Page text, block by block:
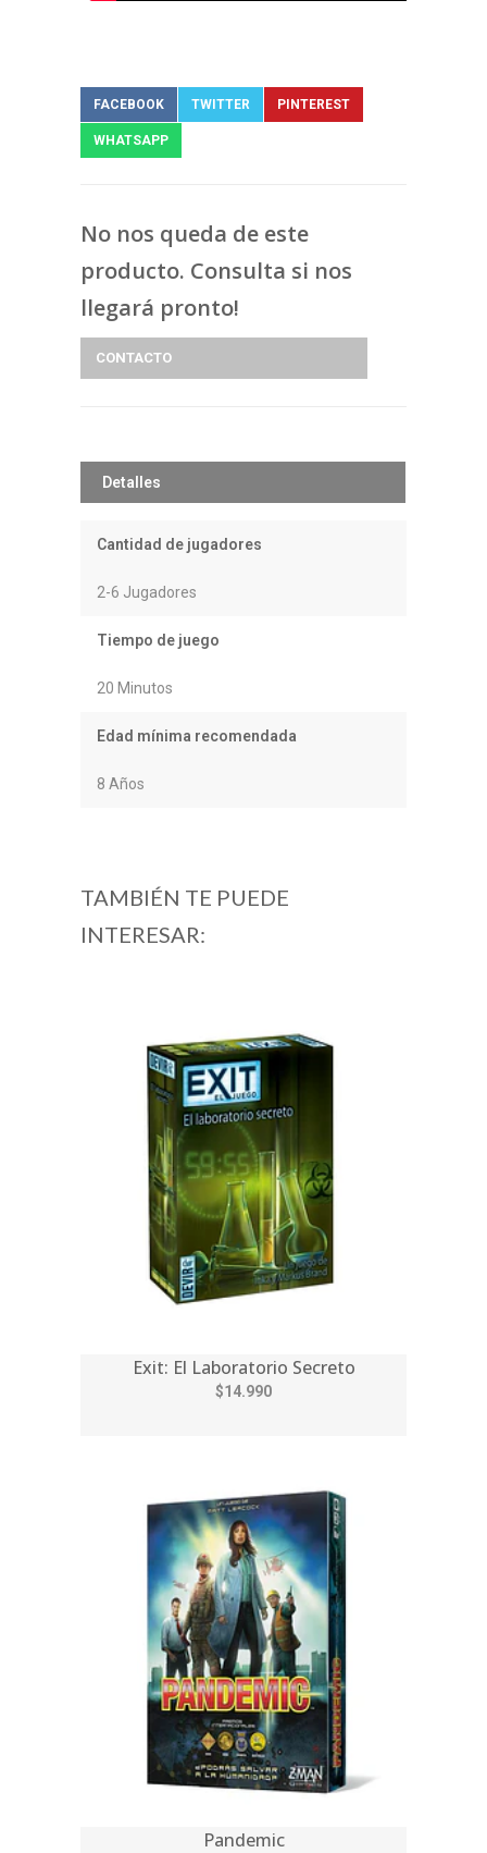
FACEBOOK TWITTER PINTEREST
WHATSAPP
No nos queda de este
producto. Consulta si nos
llegará pronto!
CONTACTO
Detalles
Cantidad de jugadores
2-6 Jugadores
Tiempo de juego
20 Minutos
Edad mínima recomendada
8 Años
TAMBIÉN TE PUEDE
INTERESAR:
Exit: El Laboratorio Secreto
$14.990
Pandemic